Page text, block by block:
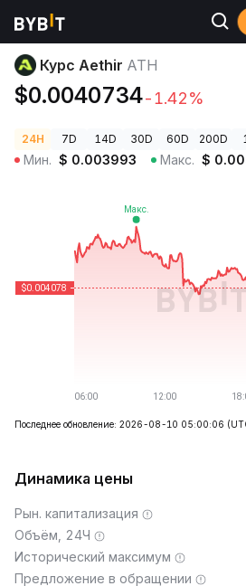
Цены криптовалют Курс Aethir ATH
Курс Aethir ATH
$0.0040734-1.42%
24H 7D 14D 30D 60D 200D
Мин. $ 0.003993 Макс. $
Последнее обновление: 2026-08-10 05:00:06
Динамика цены
Рын. капитализация
Объём, 24Ч
Исторический максимум
Предложение в обращении